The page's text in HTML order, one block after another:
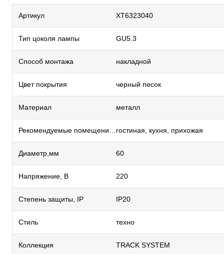
Артикул XT6323040
Тип цоколя лампы GU5.3
Способ монтажа накладной
Цвет покрытия черный песок
Материал металл
гостиная, кухня, прихожая
Диаметр,мм 60
Напряжение, В 220
Степень защиты, IP IP20
Стиль техно
Коллекция TRACK SYSTEM